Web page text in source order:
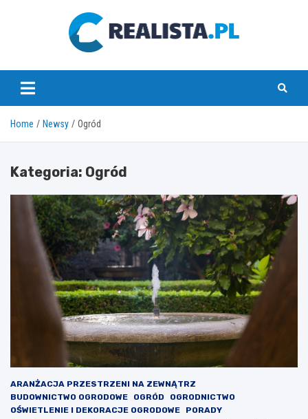
realista.pl
Home Newsy Ogród
Kategoria: Ogród
ARANŻACJA PRZESTRZENI NA ZEWNĄTRZ
BUDOWNICTWO OGRODOWE
OGRÓD
OGRODNICTWO
OŚWIETLENIE I DEKORACJE OGRODOWE
PORADY